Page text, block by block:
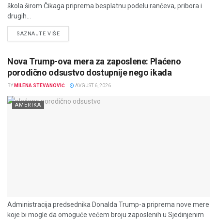
škola širom Čikaga priprema besplatnu podelu rančeva, pribora i
drugih...
SAZNAJTE VIŠEDETAILS
Nova Trump-ova mera za zaposlene: Plaćeno
porodično odsustvo dostupnije nego ikada
BY MILENA STEVANOVIĆ AVGUST 6, 2026
AMERIKA
Administracija predsednika Donalda Trump-a priprema nove mere
koje bi mogle da omoguće većem broju zaposlenih u Sjedinjenim